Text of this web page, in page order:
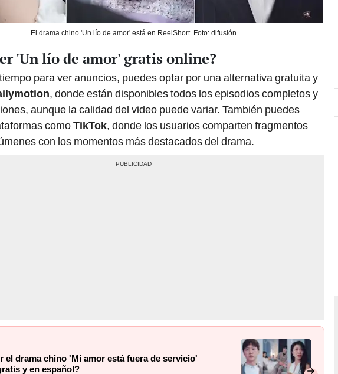
El drama chino 'Un lío de amor' está en ReelShort. Foto: difusión
'Un lío de amor' gratis online?
para ver anuncios, puedes optar por una alternativa gratuita y
, donde están disponibles todos los episodios completos y
aunque la calidad del video puede variar. También puedes
comoTikTok, donde los usuarios comparten fragmentos
con los momentos más destacados del drama.
el drama chino 'Mi amor está fuera de servicio'
y en español?